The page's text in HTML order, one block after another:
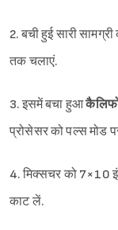
2. बची हुई सारी
तक चलाएं.
3. इसमें बचा हुआ
प्रोसेसर को पल्स मोड
4. मिक्सचर को 7×10
काट लें.